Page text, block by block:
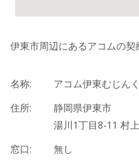
伊東市周辺にあるアコムの契
名称:
アコム伊東むじん
住所:
静岡県伊東市
湯川1丁目8-11 村
窓口:
無し